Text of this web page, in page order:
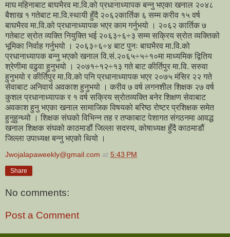
माघ महिनाबाट बाघभैरव मा.वि.को प्रधानाध्यापक बन्नु भएका खनाल २०४८
बैशाख १ गतेबाट मा.वि.स्थायी हुँदै २०६२कार्तिक ६ सम्म करीव १५ वर्ष
बाघभैरव मा.वि.को प्रधानाध्यापक भएर काम गर्नुभयो । २०६२ कार्तिक ७
गतेबाट स्रोत व्यक्ति नियुक्ति भई २०६३÷६÷३ सम्म सक्रिय स्रोत व्यक्तिको
भूमिका निर्वाह गर्नुभयो । २०६३÷६÷४ बाट पुनः बाघभैरव मा.वि.को
प्रधानाध्यापक बन्नु भएको खनाल वि.सं.२०६५÷५÷१०मा माध्यमिक द्वितिय
श्रेणीमा वढुवा हुनुभयो । २०७१÷१२÷१३ गते बाट कीर्तिपुर मा.वि. सरुवा
हुनुभयो र कीर्तिपुर मा.वि.को पनि प्रधानाध्यापक भएर २०७५ मंसिर २२ गते
सेवाबाट अनिवार्य अवकाश हुनुभयो । करीव ७ वर्ष लगनशील शिक्षक २७ वर्ष
कुशल प्रधानाध्यापक र १ वर्ष सक्रिय स्रोतव्यक्ति बनेर शिक्षण सेवाबाट
अवकाश हुनु भएका खनाल सामाजिक विषयको बरिष्ठ रोष्टर प्रशिक्षक समेत
हुनुहुन्थ्यो । शिक्षक संघको विभिन्न तह र तप्काबाट पेशागत संगठनमा आवद्ध
खनाल शिक्षक संघको काठमाडौं जिल्ला सदस्य, कोषाध्यक्ष हुँदै काठमाडौं
जिल्ला उपाध्यक्ष बन्नु भएको थियो ।
Jwojalapaweekly@gmail.com at 5:43 PM
Share
No comments:
Post a Comment